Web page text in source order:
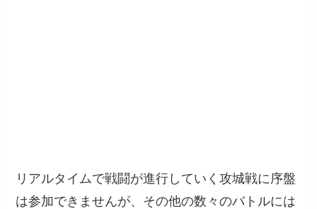
リアルタイムで戦闘が進行していく攻城戦に序盤
は参加できませんが、その他の数々のバトルには